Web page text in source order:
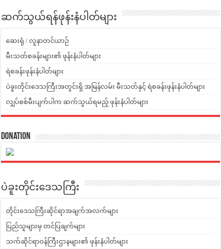
ဆက်သွယ်ရန်ဖုန်းနံပါတ်များ
ဆေးရုံ / လူနာတင်ယာဉ်
မီးသတ်စခန်းများ၏ ဖုန်းနံပါတ်များ
ရဲစခန်းဖုန်းနံပါတ်များ
ပဲခူးတိုင်းဒေသကြီးအတွင်းရှိ အမြန်လမ်း မီးသတ်နှင့် ရဲစခန်းဖုန်းနံပါတ်များ
လျှပ်စစ်မီးပျက်ပါက ဆက်သွယ်ရမည့် ဖုန်းနံပါတ်များ
Donation
ပဲခူးတိုင်းဒေသကြီး
တိုင်းဒေသကြီးဆိုင်ရာအချက်အလက်များ
ပြည်သူများမှ တင်ပြချက်များ
သက်ဆိုင်ရာဝန်ကြီးဌာနများ၏ ဖုန်းနံပါတ်များ